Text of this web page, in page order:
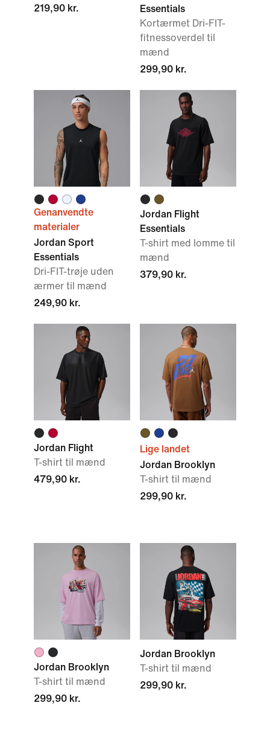
219,90 kr.
Essentials
Kortærmet Dri-FIT-
fitnessoverdel til
mænd
299,90 kr.
Genanvendte
materialer
Jordan Sport
Essentials
Dri-FIT-trøje uden
ærmer til mænd
249,90 kr.
Jordan Flight
Essentials
T-shirt med lomme til
mænd
379,90 kr.
Jordan Flight
T-shirt til mænd
479,90 kr.
Lige landet
Jordan Brooklyn
T-shirt til mænd
299,90 kr.
Jordan Brooklyn
T-shirt til mænd
299,90 kr.
Jordan Brooklyn
T-shirt til mænd
299,90 kr.